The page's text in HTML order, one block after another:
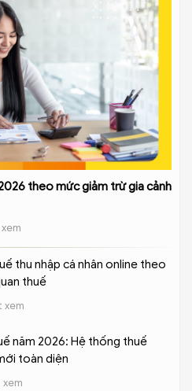
theo mức giảm trừ gia cảnh
thu nhập cá nhân online theo
thuế
xem
năm 2026: Hệ thống thuế
toàn diện